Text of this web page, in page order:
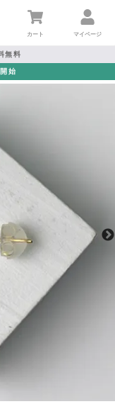
カート マイページ
無料
始